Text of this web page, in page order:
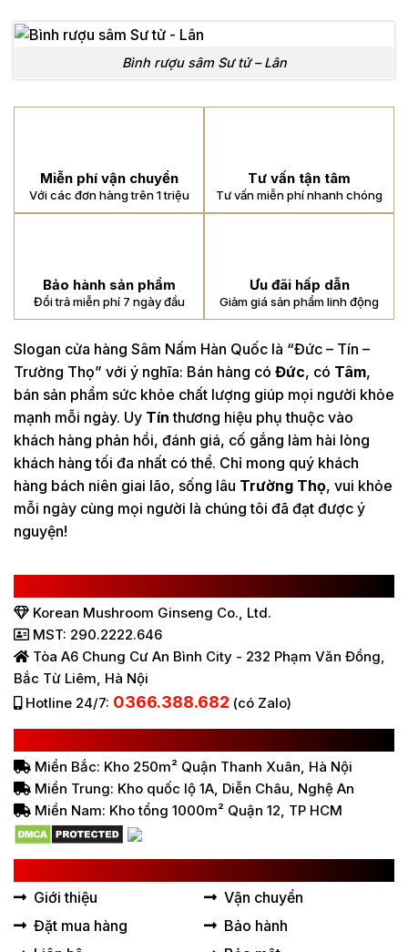
Bình rượu sâm Sư tử – Lân
Miễn phí vận chuyển
Với các đơn hàng trên 1 triệu
Tư vấn tận tâm
Tư vấn miễn phí nhanh chóng
Bảo hành sản phẩm
Đổi trả miễn phí 7 ngày đầu
Ưu đãi hấp dẫn
Giảm giá sản phẩm linh động
Slogan cửa hàng Sâm Nấm Hàn Quốc là “Đức – Tín –
Trường Thọ” với ý nghĩa: Bán hàng có Đức, có Tâm,
bán sản phẩm sức khỏe chất lượng giúp mọi người khỏe
mạnh mỗi ngày. Uy Tín thương hiệu phụ thuộc vào
khách hàng phản hồi, đánh giá, cố gắng làm hài lòng
khách hàng tối đa nhất có thể. Chỉ mong quý khách
hàng bách niên giai lão, sống lâu Trường Thọ, vui khỏe
mỗi ngày cùng mọi người là chúng tôi đã đạt được ý
nguyện!
Korean Mushroom Ginseng Co., Ltd.
MST: 290.2222.646
Tòa A6 Chung Cư An Bình City - 232 Phạm Văn Đồng,
Bắc Từ Liêm, Hà Nội
Hotline 24/7: 0366.388.682 (có Zalo)
Miền Bắc: Kho 250m² Quận Thanh Xuân, Hà Nội
Miền Trung: Kho quốc lộ 1A, Diễn Châu, Nghệ An
Miền Nam: Kho tổng 1000m² Quận 12, TP HCM
Giới thiệu
Đặt mua hàng
Vận chuyển
Bảo hành